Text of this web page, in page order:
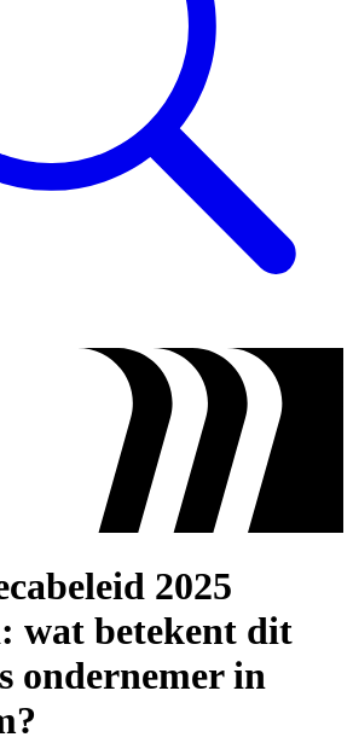
2025
wat betekent dit
ondernemer in